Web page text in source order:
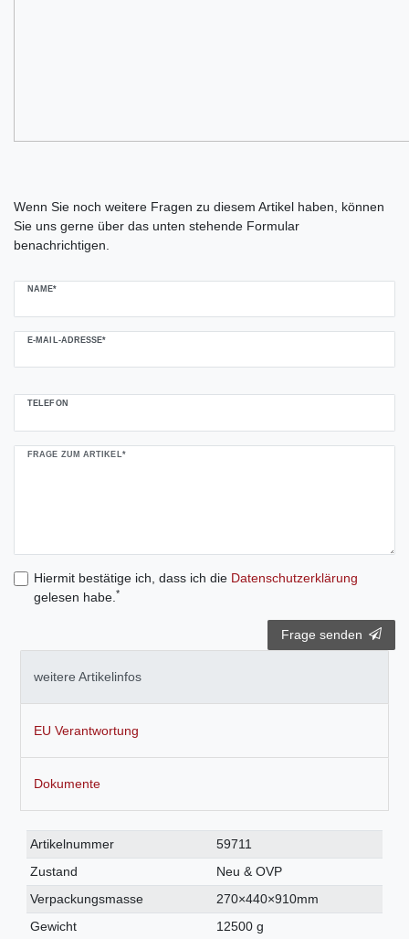
Wenn Sie noch weitere Fragen zu diesem Artikel haben, können
Sie uns gerne über das unten stehende Formular
benachrichtigen.
NAME*
E-MAIL-ADRESSE*
TELEFON
FRAGE ZUM ARTIKEL*
Hiermit bestätige ich, dass ich die Daten­schutz­erklärung
gelesen habe. *
Frage senden
weitere Artikelinfos
EU Verantwortung
Dokumente
Technisches
Merkmal
Wert
Artikelnummer
59711
Zustand
Neu & OVP
Verpackungsmasse
270×440×910mm
Gewicht
12500 g